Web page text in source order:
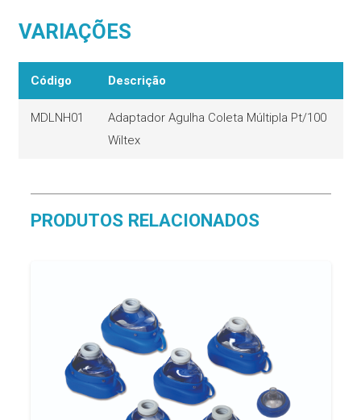
VARIAÇÕES
Código Descrição
MDLNH01
Adaptador Agulha Coleta Múltipla Pt/100
Wiltex
PRODUTOS RELACIONADOS